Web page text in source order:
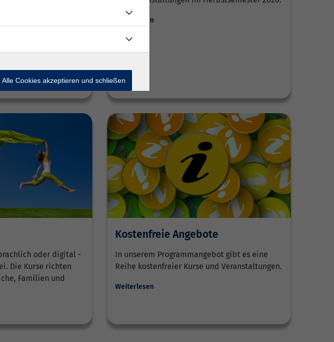
Vorträgen,
Weiterlesen
oder digital -
Die Kurse richten
Familien und
Kostenfreie Angebote
In unserem Programmangebot gibt es eine
Reihe kostenfreier Kurse und Veranstaltungen.
Weiterlesen
Alle Cookies akzeptieren und schließen